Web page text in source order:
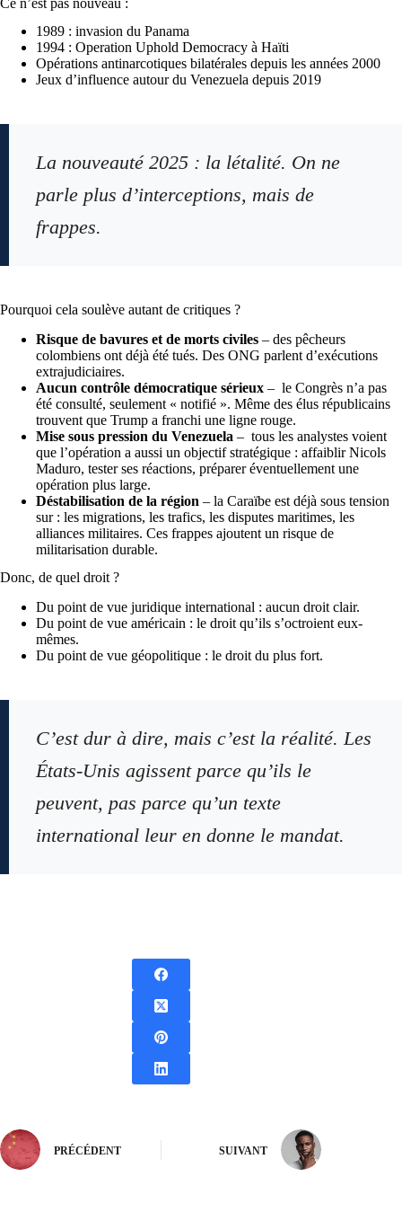
Ce n’est pas nouveau :
1989 : invasion du Panama
1994 : Operation Uphold Democracy à Haïti
Opérations antinarcotiques bilatérales depuis les années 2000
Jeux d’influence autour du Venezuela depuis 2019
La nouveauté 2025 : la létalité. On ne
parle plus d’interceptions, mais de
frappes.
Pourquoi cela soulève autant de critiques ?
Risque de bavures et de morts civiles – des pêcheurs
colombiens ont déjà été tués. Des ONG parlent d’exécutions
extrajudiciaires.
Aucun contrôle démocratique sérieux – le Congrès n’a pas
été consulté, seulement « notifié ». Même des élus républicains
trouvent que Trump a franchi une ligne rouge.
Mise sous pression du Venezuela – tous les analystes voient
que l’opération a aussi un objectif stratégique : affaiblir Nicols
Maduro, tester ses réactions, préparer éventuellement une
opération plus large.
Déstabilisation de la région – la Caraïbe est déjà sous tension
sur : les migrations, les trafics, les disputes maritimes, les
alliances militaires. Ces frappes ajoutent un risque de
militarisation durable.
Donc, de quel droit ?
Du point de vue juridique international : aucun droit clair.
Du point de vue américain : le droit qu’ils s’octroient eux-
mêmes.
Du point de vue géopolitique : le droit du plus fort.
C’est dur à dire, mais c’est la réalité. Les
États-Unis agissent parce qu’ils le
peuvent, pas parce qu’un texte
international leur en donne le mandat.
PRÉCÉDENT SUIVANT